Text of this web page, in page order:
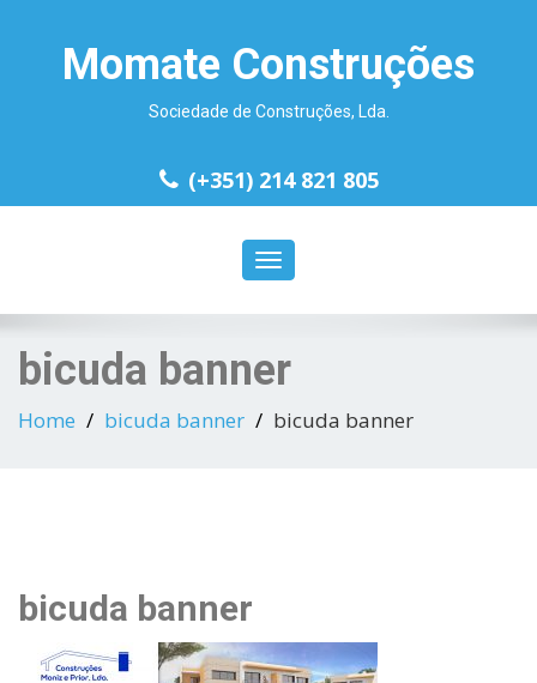
Momate Construções
Sociedade de Construções, Lda.
(+351) 214 821 805
Toggle
navigation
bicuda banner
Home bicuda banner bicuda banner
bicuda banner